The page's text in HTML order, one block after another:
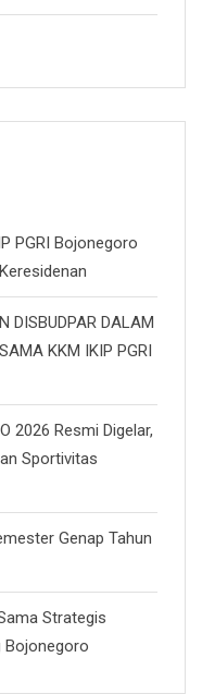
PGRI Bojonegoro
DISBUDPAR DALAM
KKM IKIP PGRI
2026 Resmi Digelar,
Sportivitas
Genap Tahun
Strategis
Bojonegoro